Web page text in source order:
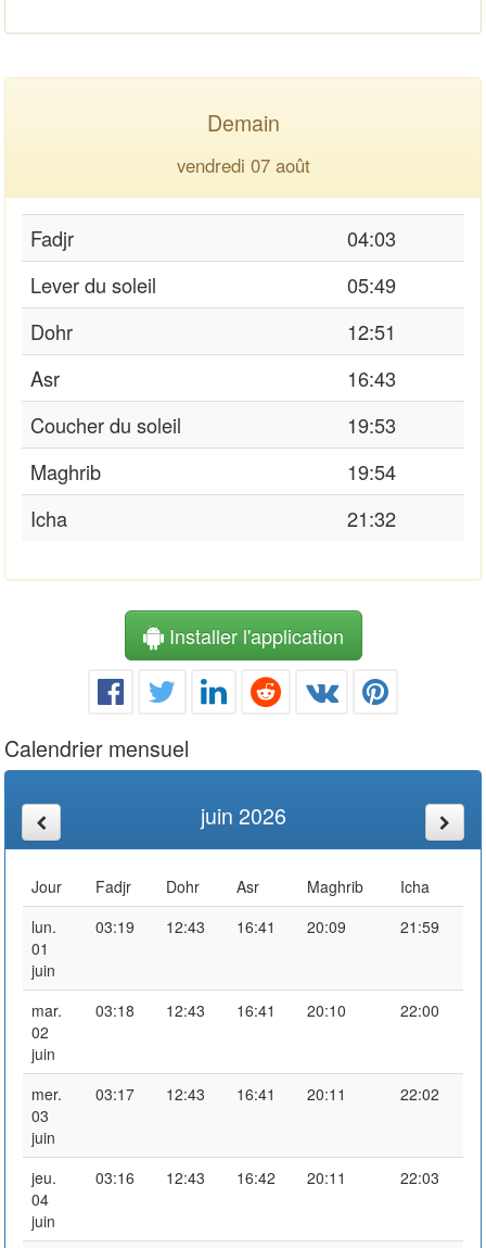
Demain
vendredi 07 août
Fadjr
04:03
Lever du soleil
05:49
Dohr
12:51
Asr
16:43
Coucher du soleil
19:53
Maghrib
19:54
Icha
21:32
Installer l'application
Calendrier mensuel
juin 2026
Jour Fadjr Dohr Asr Maghrib
Icha
lun.
01
juin
03:19 12:43 16:41 20:09 21:59
mar.
02
juin
03:18 12:43 16:41 20:10 22:00
mer.
03
juin
03:17 12:43 16:41 20:11 22:02
jeu.
04
juin
03:16 12:43 16:42 20:11 22:03